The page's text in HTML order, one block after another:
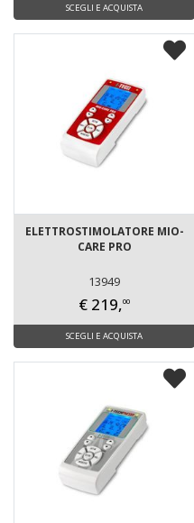
SCEGLI E ACQUISTA
ELETTROSTIMOLATORE MIO-
CARE PRO
13949
€ 219,00
SCEGLI E ACQUISTA